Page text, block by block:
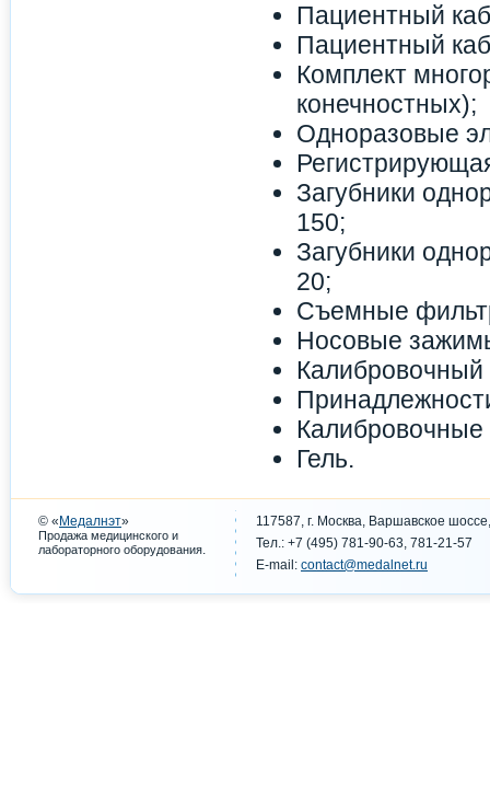
Пациентный
Пациентный
Комплект
конечностных);
Одноразовые
Загубники
150;
Загубники
20;
Съемные
Носовые
Калибровочный
Гель.
© « Медалнэт»
Продажа медицинского и
лабораторного оборудования.
117587, г. Москва, Варшавское
Тел.: +7 (495) 781-90-63, 781-21-57
E-mail: contact@medalnet.ru